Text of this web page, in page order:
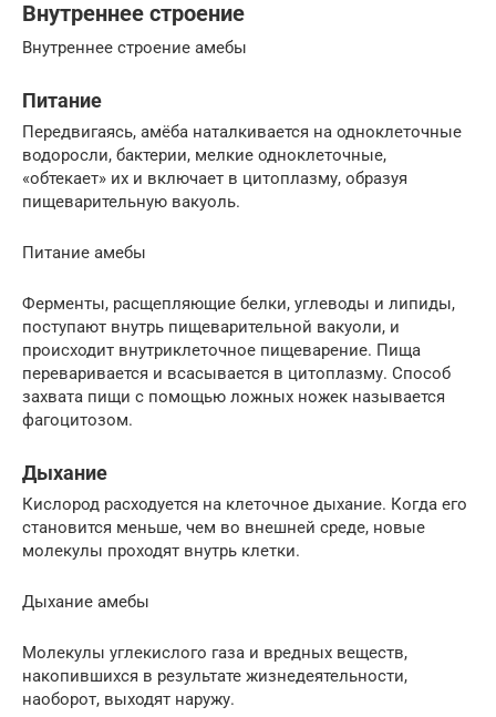
Внутреннее строение
Внутреннее строение амебы
Питание
Передвигаясь, амёба наталкивается на одноклеточные
водоросли, бактерии, мелкие одноклеточные,
«обтекает» их и включает в цитоплазму, образуя
пищеварительную вакуоль.
Питание амебы
Ферменты, расщепляющие белки, углеводы и липиды,
поступают внутрь пищеварительной вакуоли, и
происходит внутриклеточное пищеварение. Пища
переваривается и всасывается в цитоплазму. Способ
захвата пищи с помощью ложных ножек называется
фагоцитозом.
Дыхание
Кислород расходуется на клеточное дыхание. Когда его
становится меньше, чем во внешней среде, новые
молекулы проходят внутрь клетки.
Дыхание амебы
Молекулы углекислого газа и вредных веществ,
накопившихся в результате жизнедеятельности,
наоборот, выходят наружу.